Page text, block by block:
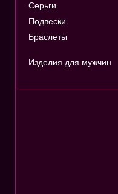
Серьги
Подвески
Браслеты
Изделия для мужчин